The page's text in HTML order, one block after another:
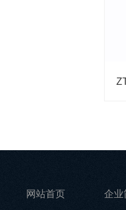
网站首页 企业